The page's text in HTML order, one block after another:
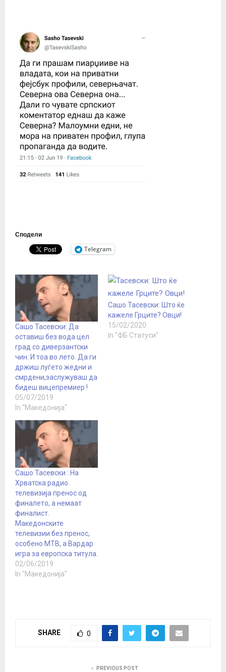
Сподели
Telegram
Сашо Тасевски: Да
оставиш без вода цел
град со диверзантски
чин. И тоа во лето. Да ги
држиш луѓето жедни и
смрдени,заслужуваш да
бидеш вицепремиер !
05/07/2019
In "Македонија"
Сашо Тасевски: Што ќе
кажеле Грците? Овци!
15/02/2020
In "ФБ Статуси"
Сашо Тасевски : На
Хрватска радио
телевизија пренос од
финалето, а немаат
финалист.
Македонските
телевизии без пренос,
особено МТВ, а Вардар
игра за европска титула.
02/06/2019
In "Македонија"
SHARE 0
PREVIOUS POST